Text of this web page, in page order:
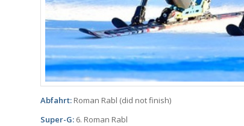
Abfahrt: Roman Rabl (did not finish)
Super-G: 6. Roman Rabl